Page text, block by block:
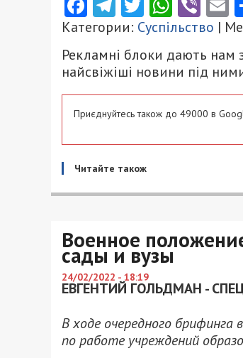
Категории: Суспільство |
Рекламні блоки дають нам
найсвіжіші новини під
Приєднуйтесь також до 49000 в
Читайте також
Военное
сады и вузы
24/02/2022 - 18:19
ЕВГЕНТИЙ ГОЛЬДМАН -
В ходе очередного
по работе учреждений